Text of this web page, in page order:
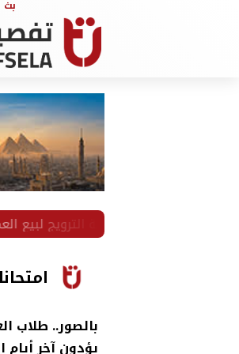
بتهمة الترويج لبيع العملات المقلدة
بالصور.. طلاب
يؤدون آخر أيام